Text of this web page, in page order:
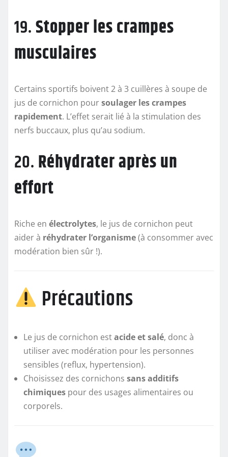
19.Stopper les crampes
musculaires
Certains sportifs boivent 2 à 3 cuillères à soupe de
jus de cornichon poursoulager les crampes
rapidement. L’effet serait lié à la stimulation des
nerfs buccaux, plus qu’au sodium.
20.Réhydrater après un
effort
Riche en électrolytes, le jus de cornichon peut
aider à réhydrater l’organisme(à consommer avec
modération bien sûr !).
Précautions
Le jus de cornichon estacide et salé, donc à
utiliser avec modération pour les personnes
sensibles (reflux, hypertension).
Choisissez des cornichons sans additifs
chimiques pour des usages alimentaires ou
corporels.